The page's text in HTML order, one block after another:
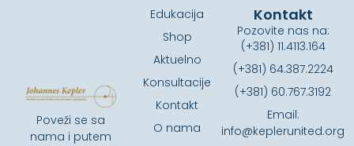
Poveži se sa
nama i putem
Edukacija
Shop
Aktuelno
Konsultacije
Kontakt
O nama
Kontakt
Pozovite nas na:
(+381) 11.4113.164
(+381) 64.387.2224
(+381) 60.767.3192
Email:
info@keplerunited.org